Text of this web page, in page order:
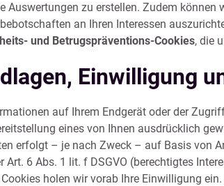
Auswertungen zu erstellen. Zudem können
an Ihren Interessen
und Betrugspräventions-Cookies, die
Einwilligung
auf Ihrem Endgerät oder der
eines von Ihnen ausdrücklich
erfolgt – je nach Zweck – auf Basis von
6 Abs. 1 lit. f DSGVO (berechtigtes
holen wir vorab Ihre Einwilligung